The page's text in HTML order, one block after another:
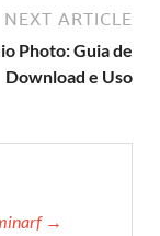
NEXT ARTICLE
Photo: Guia de
Download e Uso
→